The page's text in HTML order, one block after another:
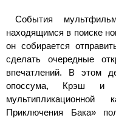
События
находящимся в поиске
он собирается
сделать очередные
впечатлений. В этом
опоссума, Крэш и
Приключения Бака»